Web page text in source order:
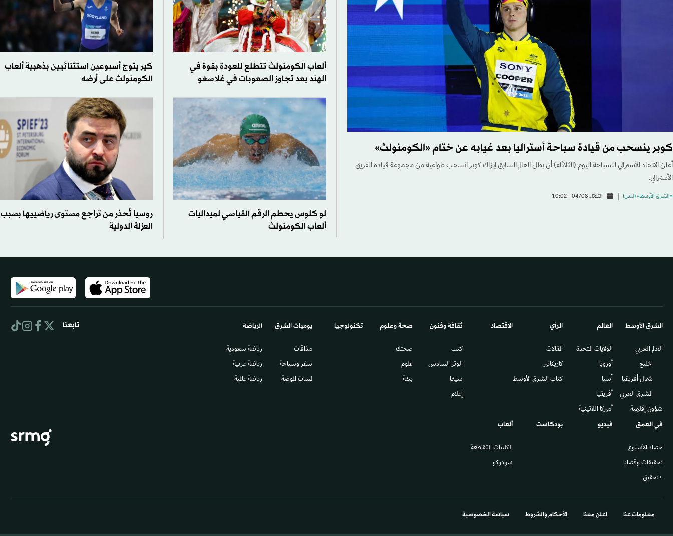
كوبر ينسحب من قيادة سباحة أستراليا بعد غيابه عن ختام «الكومنولث»
أعلن الاتحاد الأسترالي للسباحة اليوم (الثلاثاء) أن بطل العالم ​السابق إيزاك كوبر انسحب طواعية من مجموعة قيادة الفريق
الأسترالي.
«الشرق الأوسط» (لندن) الثلاثاء 04/08 - 10:02
ألعاب الكومنولث تتطلع للعودة بقوة في
الهند بعد تجاوز الصعوبات في غلاسغو
كير يتوج أسبوعين استثنائيين بذهبية ألعاب
الكومنولث على أرضه
لو كلوس يحطم الرقم القياسي لميداليات
ألعاب الكومنولث
روسيا تُحذر من تراجع مستوى رياضييها بسبب
العزلة الدولية
الشرق الأوسط​
العالم العربي
الخليج
شمال أفريقيا
المشرق العربي
شؤون إقليمية
العالم
الولايات المتحدة
أوروبا
آسيا
أفريقيا
أميركا اللاتينية
الرأي
المقالات
كاريكاتير
كتاب الشرق الأوسط
الاقتصاد ثقافة وفنون
كتب
الوتر السادس​
سينما
إعلام
صحة وعلوم
صحتك
علوم
بيئة
تكنولوجيا يوميات الشرق​
مذاقات
سفر وسياحة
لمسات الموضة
الرياضة
رياضة سعودية
رياضة عربية
رياضة عالمية
في العمق
حصاد الأسبوع
تحقيقات وقضايا
+تحقيق
فيديو بودكاست ألعاب
الكلمات المتقاطعة
سودوكو
تابعنا
معلومات عنا اعلن معنا الأحكام والشروط سياسة الخصوصية